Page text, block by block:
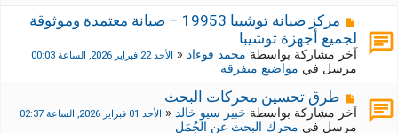
ة
ة
ج
د
ي
د
م
ش
ا
ر
ك
ج
د
مركز صيانة توشيبا 19953 – صيانة معتمدة وموثوقة
لجميع أجهزة توشيبا
آخر مشاركة بواسطة محمد فوءاد« الأحد 22 فبراير 2026, الساعة 00:03
مرسل في مواضيع متفرقة
م
ش
طرق تحسين محركات البحث
آخر مشاركة بواسطة خبير سيو خالد« الأحد 01 فبراير 2026, الساعة 02:37
مرسل في محرك البحث عن الجُمَل